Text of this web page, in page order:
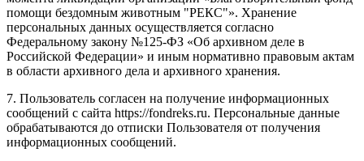
помощи бездомным животным "РЕКС"». Хранение
персональных данных осуществляется согласно
Федеральному закону №125-ФЗ «Об архивном деле в
Российской Федерации» и иным нормативно правовым актам
в области архивного дела и архивного хранения.
7. Пользователь согласен на получение информационных
сообщений с сайта https://fondreks.ru. Персональные данные
обрабатываются до отписки Пользователя от получения
информационных сообщений.